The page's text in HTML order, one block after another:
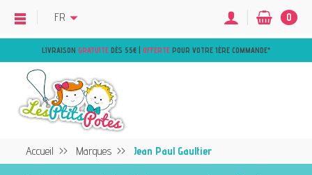
LIVRAISON GRATUITE DÈS 55€ | OFFERTE POUR VOTRE 1ÈRE COMMANDE*
FR 0
Accueil Marques Jean Paul Gaultier